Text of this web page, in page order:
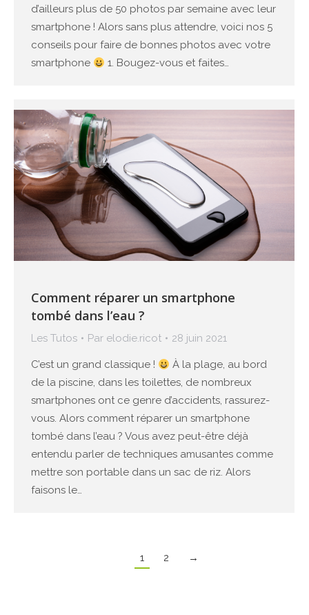
d’ailleurs plus de 50 photos par semaine avec leur
smartphone ! Alors sans plus attendre, voici nos 5
conseils pour faire de bonnes photos avec votre
smartphone
1. Bougez-vous et faites…
Comment réparer un smartphone
tombé dans l’eau ?
Les Tutos Par elodie.ricot 28 juin 2021
C’est un grand classique !
À la plage, au bord
de la piscine, dans les toilettes, de nombreux
smartphones ont ce genre d’accidents, rassurez-
vous. Alors comment réparer un smartphone
tombé dans l’eau ? Vous avez peut-être déjà
entendu parler de techniques amusantes comme
mettre son portable dans un sac de riz. Alors
faisons le…
1 2 →